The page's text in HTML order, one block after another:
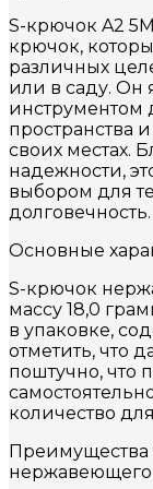
S-крючок A2
крючок,
различных
или в саду. Он
инструментом
пространства
своих местах.
надежности,
выбором для
долговечность.
Основные
S-крючок
массу 18,0
в упаковке,
отметить, что
поштучно, что
количество
Преимущества